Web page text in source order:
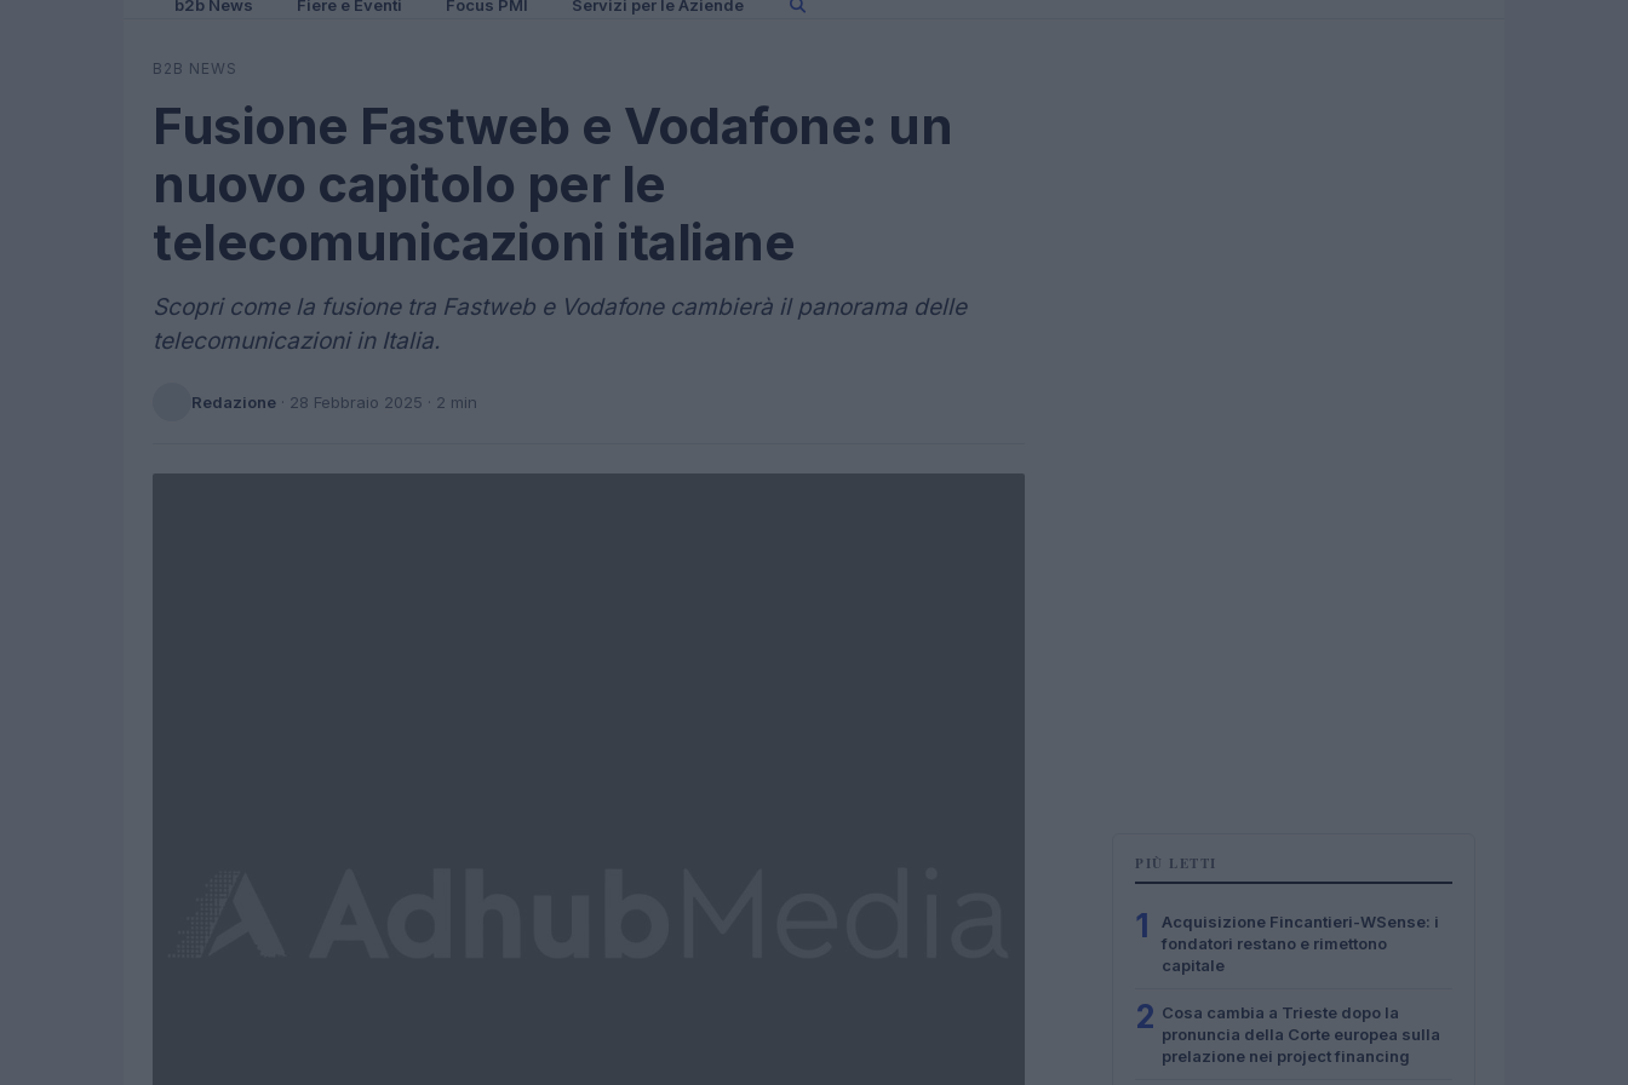
b2b News Fiere e Eventi Focus PMI Servizi per le Aziende
B2B NEWS
Fusione Fastweb e Vodafone: un
nuovo capitolo per le
telecomunicazioni italiane
Scopri come la fusione tra Fastweb e Vodafone cambierà il panorama delle
telecomunicazioni in Italia.
Redazione · 28 Febbraio 2025 · 2 min
PIÙ LETTI
1
Acquisizione Fincantieri-WSense: i
fondatori restano e rimettono
capitale
2 Cosa cambia a Trieste dopo la
pronuncia della Corte europea sulla
prelazione nei project financing